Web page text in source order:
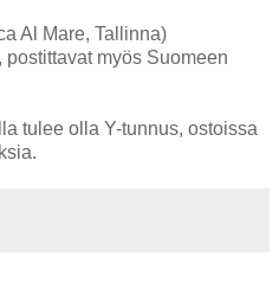
Al Mare, Tallinna)
myös Suomeen
tulee olla Y-tunnus, ostoissa